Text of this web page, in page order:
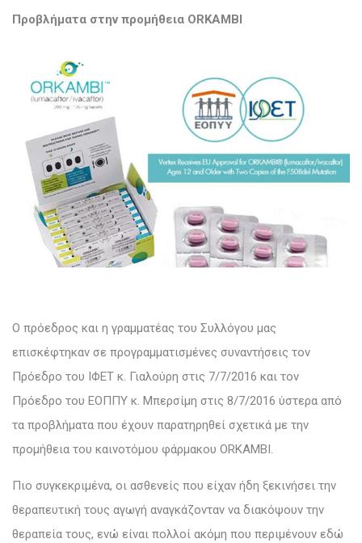
Προβλήματα στην προμήθεια ORKAMBI
Ο πρόεδρος και η γραμματέας του Συλλόγου μας
επισκέφτηκαν σε προγραμματισμένες συναντήσεις τον
Πρόεδρο του ΙΦΕΤ κ. Γιαλούρη στις 7/7/2016 και τον
Πρόεδρο του ΕΟΠΠΥ κ. Μπερσίμη στις 8/7/2016 ύστερα από
τα προβλήματα που έχουν παρατηρηθεί σχετικά με την
προμήθεια του καινοτόμου φάρμακου ORKAMBI.
Πιο συγκεκριμένα, οι ασθενείς που είχαν ήδη ξεκινήσει την
θεραπευτική τους αγωγή αναγκάζονταν να διακόψουν την
θεραπεία τους, ενώ είναι πολλοί ακόμη που περιμένουν εδώ